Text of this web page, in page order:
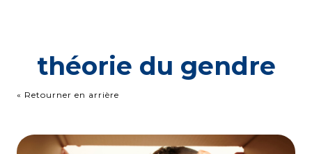
théorie du gendre
« Retourner en arrière